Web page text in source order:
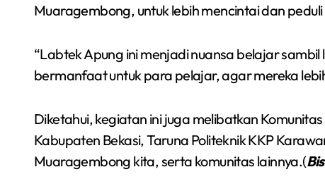
Muaragembong, untuk lebih mencintai dan
“Labtek Apung ini menjadi nuansa belajar
bermanfaat untuk para pelajar, agar mereka
Diketahui, kegiatan ini juga melibatkan
Kabupaten Bekasi, Taruna Politeknik KKP
Muaragembong kita, serta komunitas lainnya.(